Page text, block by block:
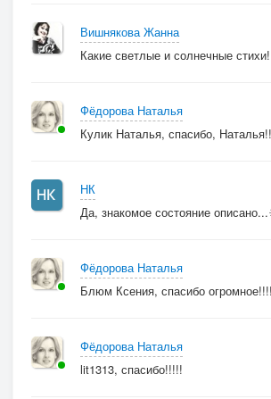
Вишнякова Жанна
Какие светлые и солнечные
Фёдорова Наталья
Кулик Наталья, спасибо,
НК
Да, знакомое состояние
Фёдорова Наталья
Блюм Ксения, спасибо
Фёдорова Наталья
lit1313, спасибо!!!!!